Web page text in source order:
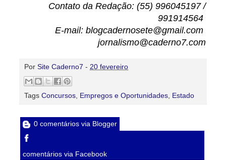
Contato da Redação: (55) 996045197 /
991914564
E-mail: blogcadernosete@gmail.com
jornalismo@caderno7.com
Por Site Caderno7 - 20 fevereiro
Tags Concursos Empregos e Oportunidades Estado
0 comentários via Blogger
comentários via Facebook